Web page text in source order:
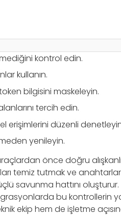
kontrol edin.
kullanın.
bilgisini maskeleyin.
tercih edin.
erişimlerini düzenli
yenileyin.
önce doğru
temiz tutmak ve
savunma hattını oluşturur.
bu kontrollerin
ekip hem de işletme